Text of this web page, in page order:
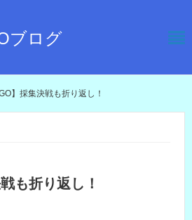
ブログ
】採集決戦も折り返し！
も折り返し！